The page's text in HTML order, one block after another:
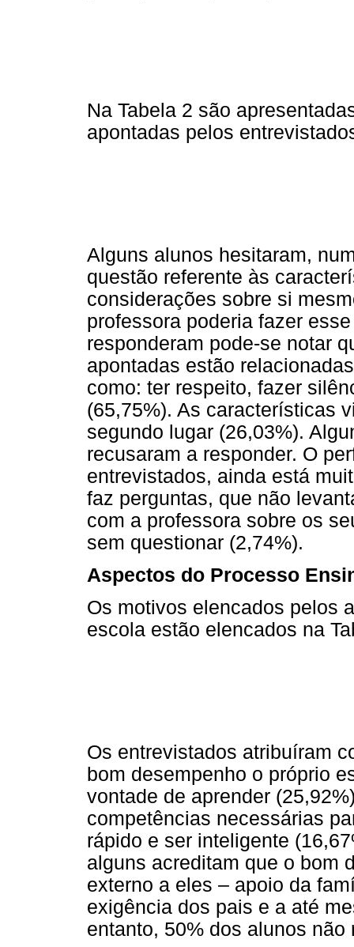
Na Tabela 2 são
apontadas pelos
Alguns alunos hesitaram,
questão referente às
considerações sobre si
professora poderia fazer
responderam pode-se notar
apontadas estão
como: ter respeito, fazer
(65,75%). As características
segundo lugar (26,03%).
recusaram a responder. O
entrevistados, ainda está
faz perguntas, que não
com a professora sobre os
sem questionar (2,74%).
Aspectos do Processo
Os motivos elencados pelos
escola estão elencados na
Os entrevistados atribuíram
bom desempenho o próprio
vontade de aprender
competências necessárias
rápido e ser inteligente
alguns acreditam que o bom
externo a eles – apoio da
exigência dos pais e a até
entanto, 50% dos alunos